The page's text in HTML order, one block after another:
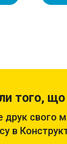
того,
друк свого
в